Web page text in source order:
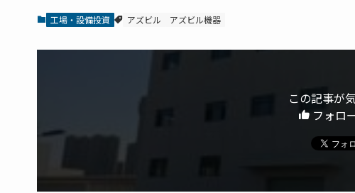
工場・設備投資 アズビル アズビル機器
この記事が
フォロ